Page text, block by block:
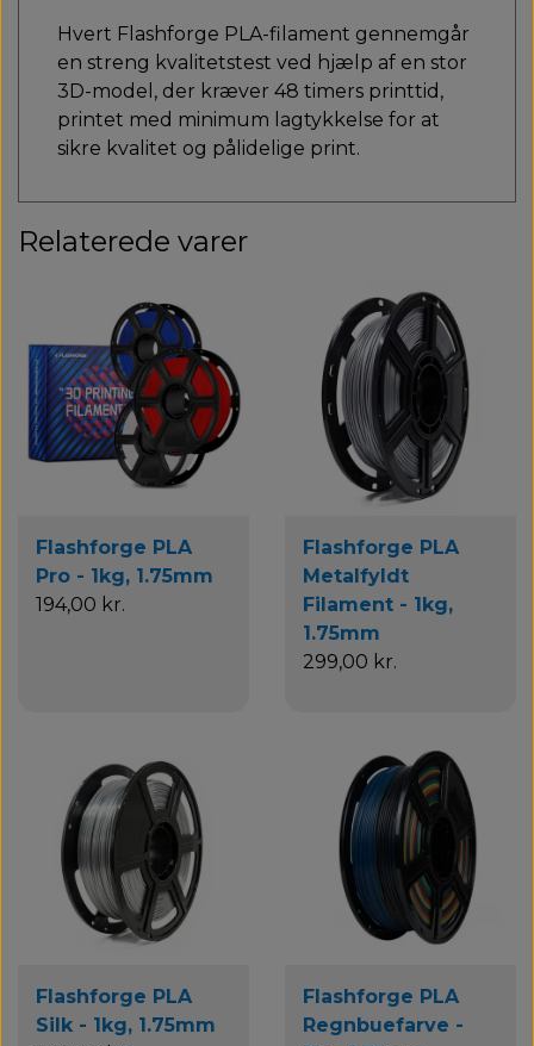
Hvert Flashforge PLA-filament gennemgår
en streng kvalitetstest ved hjælp af en stor
3D-model, der kræver 48 timers printtid,
printet med minimum lagtykkelse for at
sikre kvalitet og pålidelige print.
Relaterede varer
Flashforge PLA
Pro - 1kg, 1.75mm
194,00 kr.
Flashforge PLA
Metalfyldt
Filament - 1kg,
1.75mm
299,00 kr.
Flashforge PLA
Silk - 1kg, 1.75mm
Flashforge PLA
Regnbuefarve -